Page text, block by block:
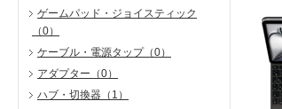
ゲームパッド・ジョイスティック
（0）
ケーブル・電源タップ（0）
アダプター （0）
ハブ・切換器 （1）